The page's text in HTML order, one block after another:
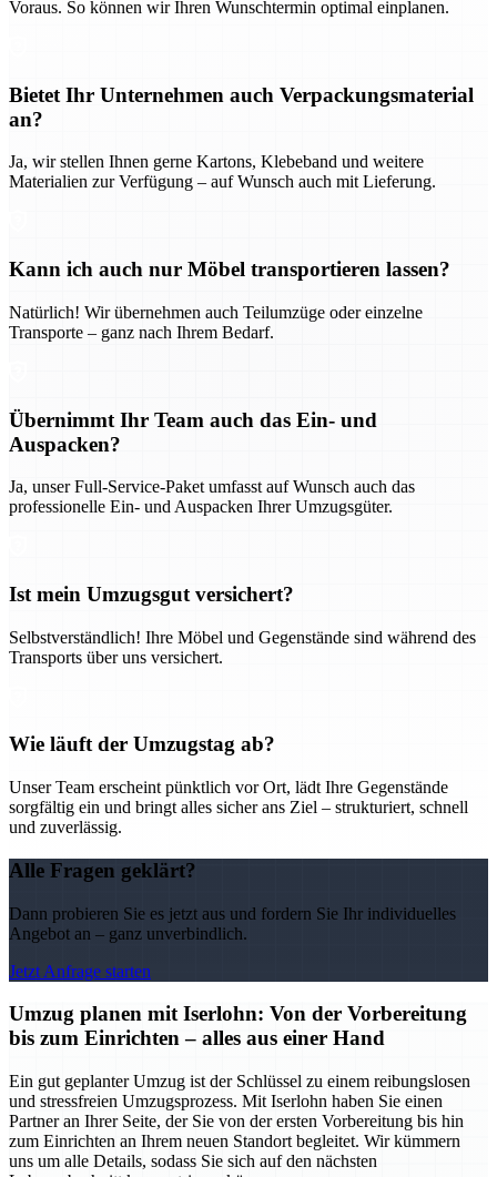
Voraus. So können wir Ihren Wunschtermin optimal einplanen.
Bietet Ihr Unternehmen auch Verpackungsmaterial
an?
Ja, wir stellen Ihnen gerne Kartons, Klebeband und weitere
Materialien zur Verfügung – auf Wunsch auch mit Lieferung.
Kann ich auch nur Möbel transportieren lassen?
Natürlich! Wir übernehmen auch Teilumzüge oder einzelne
Transporte – ganz nach Ihrem Bedarf.
Übernimmt Ihr Team auch das Ein- und
Auspacken?
Ja, unser Full-Service-Paket umfasst auf Wunsch auch das
professionelle Ein- und Auspacken Ihrer Umzugsgüter.
Ist mein Umzugsgut versichert?
Selbstverständlich! Ihre Möbel und Gegenstände sind während des
Transports über uns versichert.
Wie läuft der Umzugstag ab?
Unser Team erscheint pünktlich vor Ort, lädt Ihre Gegenstände
sorgfältig ein und bringt alles sicher ans Ziel – strukturiert, schnell
und zuverlässig.
Alle Fragen geklärt?
Dann probieren Sie es jetzt aus und fordern Sie Ihr individuelles
Angebot an – ganz unverbindlich.
Jetzt Anfrage starten
Umzug planen mit Iserlohn: Von der Vorbereitung
bis zum Einrichten – alles aus einer Hand
Ein gut geplanter Umzug ist der Schlüssel zu einem reibungslosen
und stressfreien Umzugsprozess. Mit Iserlohn haben Sie einen
Partner an Ihrer Seite, der Sie von der ersten Vorbereitung bis hin
zum Einrichten an Ihrem neuen Standort begleitet. Wir kümmern
uns um alle Details, sodass Sie sich auf den nächsten